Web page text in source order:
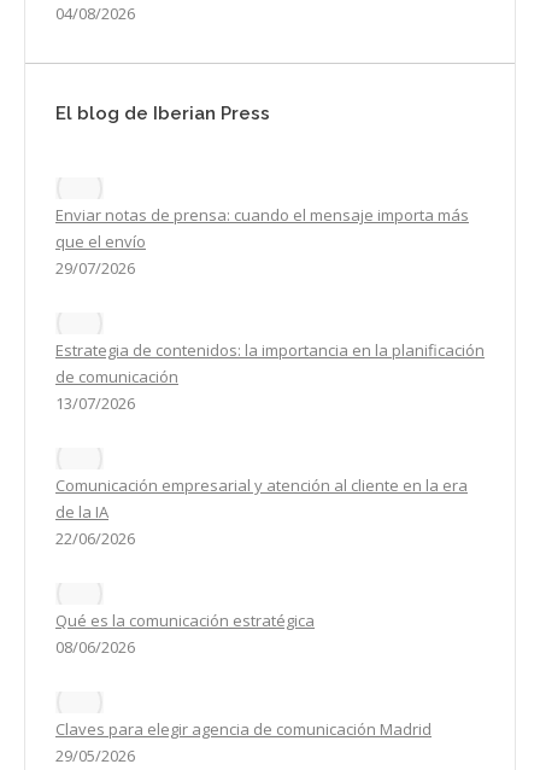
04/08/2026
El blog de Iberian Press
Enviar notas de prensa: cuando el mensaje importa más
que el envío
29/07/2026
Estrategia de contenidos: la importancia en la planificación
de comunicación
13/07/2026
Comunicación empresarial y atención al cliente en la era
de la IA
22/06/2026
Qué es la comunicación estratégica
08/06/2026
Claves para elegir agencia de comunicación Madrid
29/05/2026